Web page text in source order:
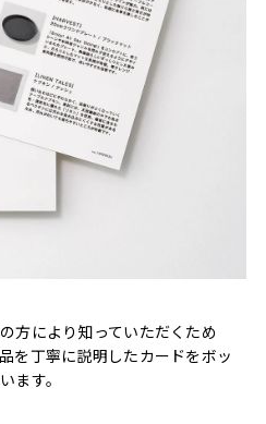
方により知っていただくため
を丁寧に説明したカードをボッ
ます。